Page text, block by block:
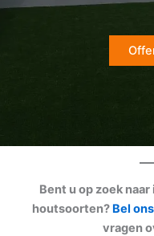
Bent u op zoek
houtsoorten? Bel ons
vragen